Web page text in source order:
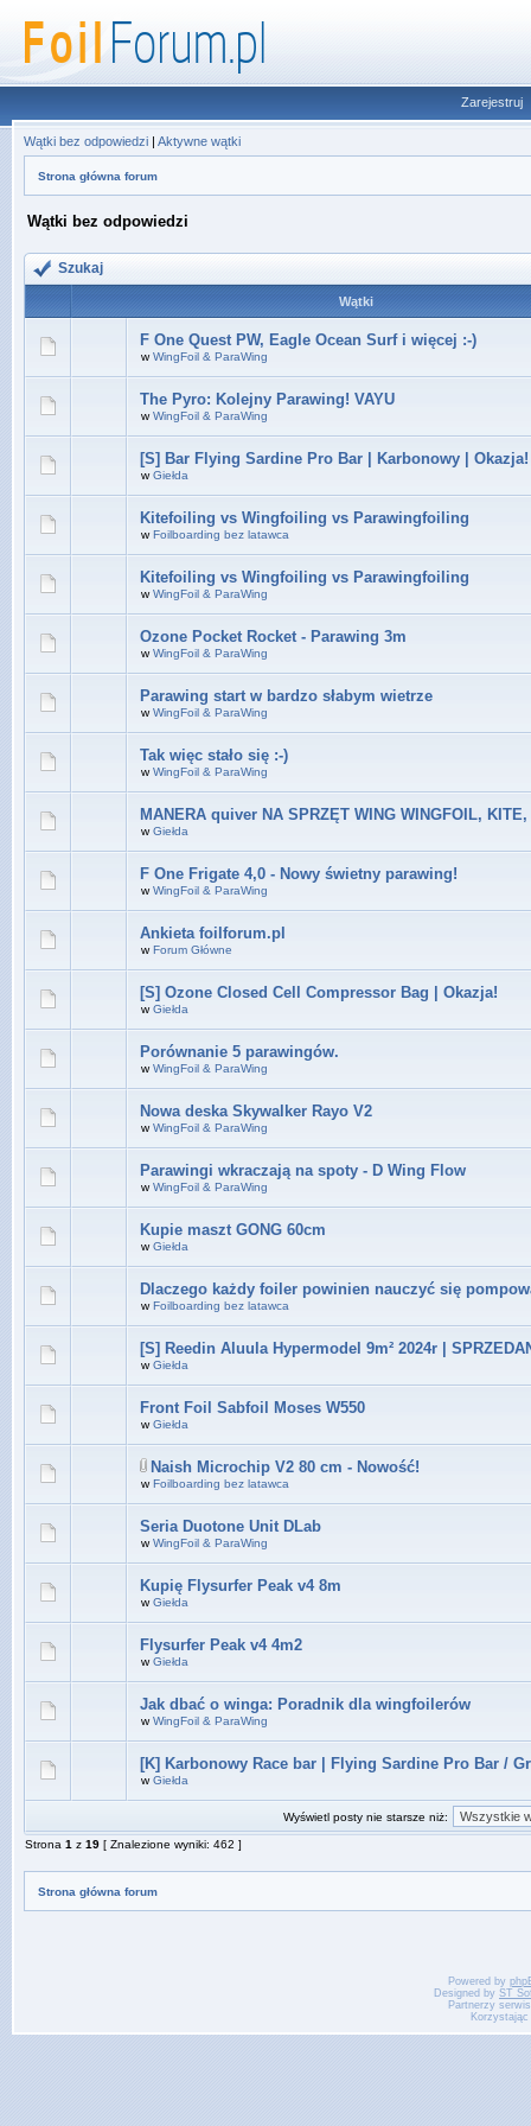
Zarejestruj
Wątki bez odpowiedzi | Aktywne wątki
Strona główna forum
Wątki bez odpowiedzi
Szukaj
Wątki
F One Quest PW, Eagle Ocean Surf i więcej :-)
wWingFoil & ParaWing
The Pyro: Kolejny Parawing! VAYU
wWingFoil & ParaWing
[S] Bar Flying Sardine Pro Bar | Karbonowy | Okazja!
wGiełda
Kitefoiling vs Wingfoiling vs Parawingfoiling
wFoilboarding bez latawca
Kitefoiling vs Wingfoiling vs Parawingfoiling
wWingFoil & ParaWing
Ozone Pocket Rocket - Parawing 3m
wWingFoil & ParaWing
Parawing start w bardzo słabym wietrze
wWingFoil & ParaWing
Tak więc stało się :-)
wWingFoil & ParaWing
MANERA quiver NA SPRZĘT WING WINGFOIL, KITE,
wGiełda
F One Frigate 4,0 - Nowy świetny parawing!
wWingFoil & ParaWing
Ankieta foilforum.pl
wForum Główne
[S] Ozone Closed Cell Compressor Bag | Okazja!
wGiełda
Porównanie 5 parawingów.
wWingFoil & ParaWing
Nowa deska Skywalker Rayo V2
wWingFoil & ParaWing
Parawingi wkraczają na spoty - D Wing Flow
wWingFoil & ParaWing
Kupie maszt GONG 60cm
wGiełda
Dlaczego każdy foiler powinien nauczyć się
wFoilboarding bez latawca
[S] Reedin Aluula Hypermodel 9m² 2024r |
wGiełda
Front Foil Sabfoil Moses W550
wGiełda
Naish Microchip V2 80 cm - Nowość!
wFoilboarding bez latawca
Seria Duotone Unit DLab
wWingFoil & ParaWing
Kupię Flysurfer Peak v4 8m
wGiełda
Flysurfer Peak v4 4m2
wGiełda
Jak dbać o winga: Poradnik dla wingfoilerów
wWingFoil & ParaWing
[K] Karbonowy Race bar | Flying Sardine Pro Bar /
wGiełda
Wyświetl posty nie starsze niż:
Strona 1 z 19 [ Znalezione wyniki: 462 ]
Strona główna forum
Powered by
Designed by ST
Partnerzy